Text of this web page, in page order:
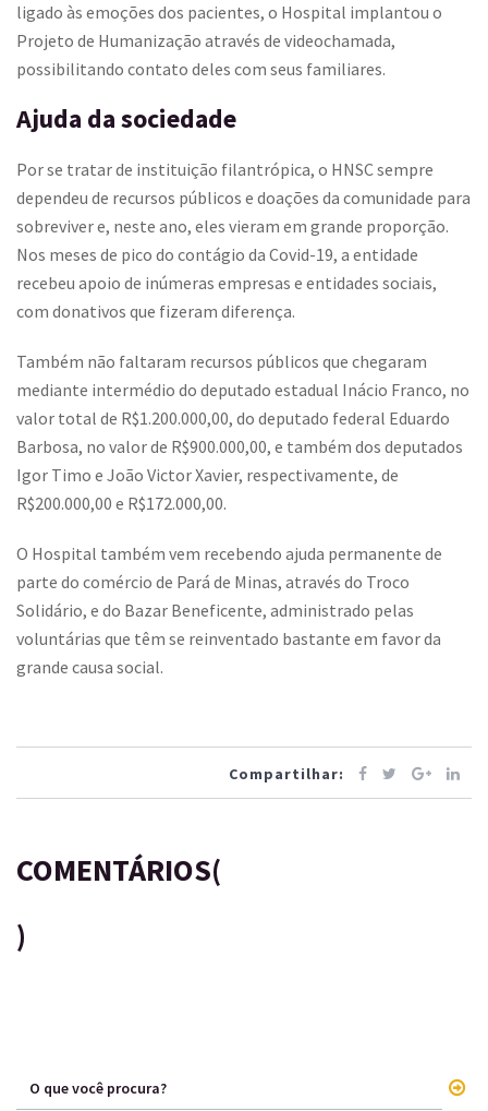
ligado às emoções dos pacientes, o Hospital implantou o
Projeto de Humanização através de videochamada,
possibilitando contato deles com seus familiares.
Ajuda da sociedade
Por se tratar de instituição filantrópica, o HNSC sempre
dependeu de recursos públicos e doações da comunidade para
sobreviver e, neste ano, eles vieram em grande proporção.
Nos meses de pico do contágio da Covid-19, a entidade
recebeu apoio de inúmeras empresas e entidades sociais,
com donativos que fizeram diferença.
Também não faltaram recursos públicos que chegaram
mediante intermédio do deputado estadual Inácio Franco, no
valor total de R$1.200.000,00, do deputado federal Eduardo
Barbosa, no valor de R$900.000,00, e também dos deputados
Igor Timo e João Victor Xavier, respectivamente, de
R$200.000,00 e R$172.000,00.
O Hospital também vem recebendo ajuda permanente de
parte do comércio de Pará de Minas, através do Troco
Solidário, e do Bazar Beneficente, administrado pelas
voluntárias que têm se reinventado bastante em favor da
grande causa social.
Compartilhar:
COMENTÁRIOS(
)